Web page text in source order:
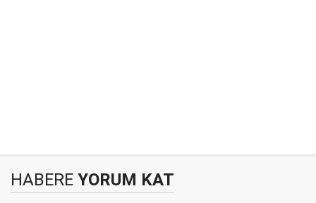
HABERE YORUM KAT